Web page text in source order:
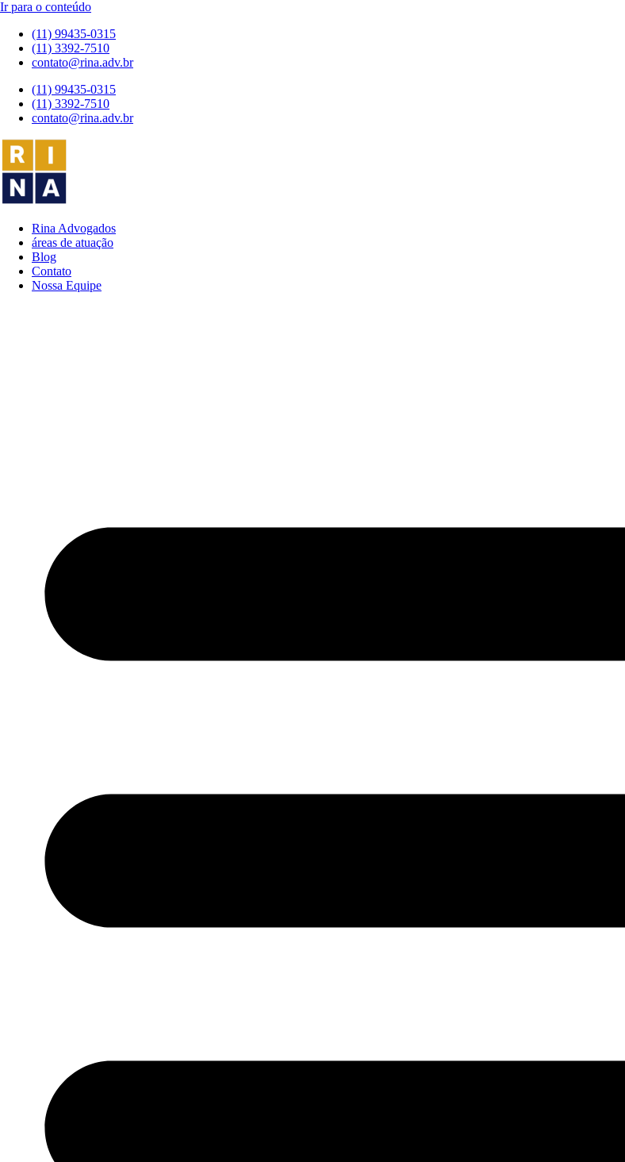
Ir para o conteúdo
(11) 99435-0315
(11) 3392-7510
contato@rina.adv.br
(11) 99435-0315
(11) 3392-7510
contato@rina.adv.br
Rina Advogados
áreas de atuação
Blog
Contato
Nossa Equipe